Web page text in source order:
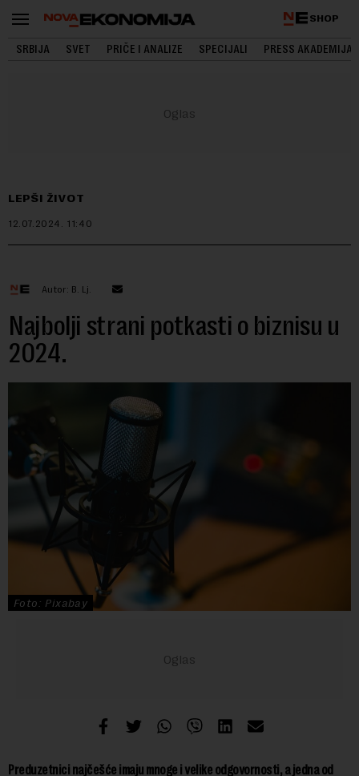
SHOP
SRBIJA SVET PRIČE I ANALIZE SPECIJALI PRESS AKADEMIJA
LEPŠI ŽIVOT
12.07.2024. 11:40
Autor: B. Lj.
Najbolji strani potkasti o biznisu u
2024.
Foto: Pixabay
Preduzetnici najčešće imaju mnoge i velike odgovornosti, a jedna od